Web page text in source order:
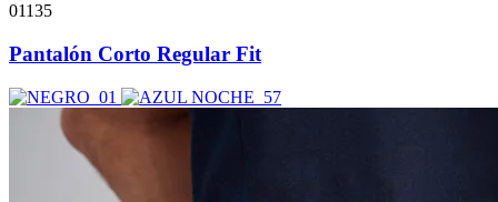
01135
Pantalón Corto Regular Fit